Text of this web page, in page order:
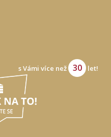
s Vámi více než
30 let!